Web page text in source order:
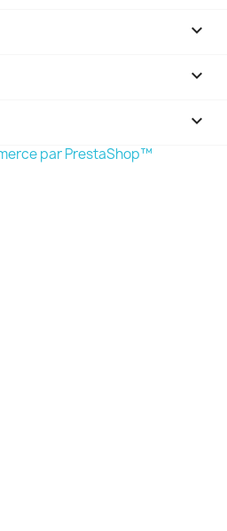


keyboard_arrow_down
par PrestaShop™